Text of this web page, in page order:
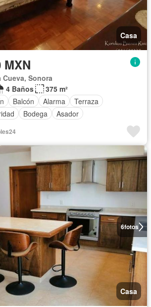
Casa
MXN
Cueva, Sonora
4 Baños
375 m²
Balcón Alarma
Terraza
Bodega Asador
6fotos
Casa